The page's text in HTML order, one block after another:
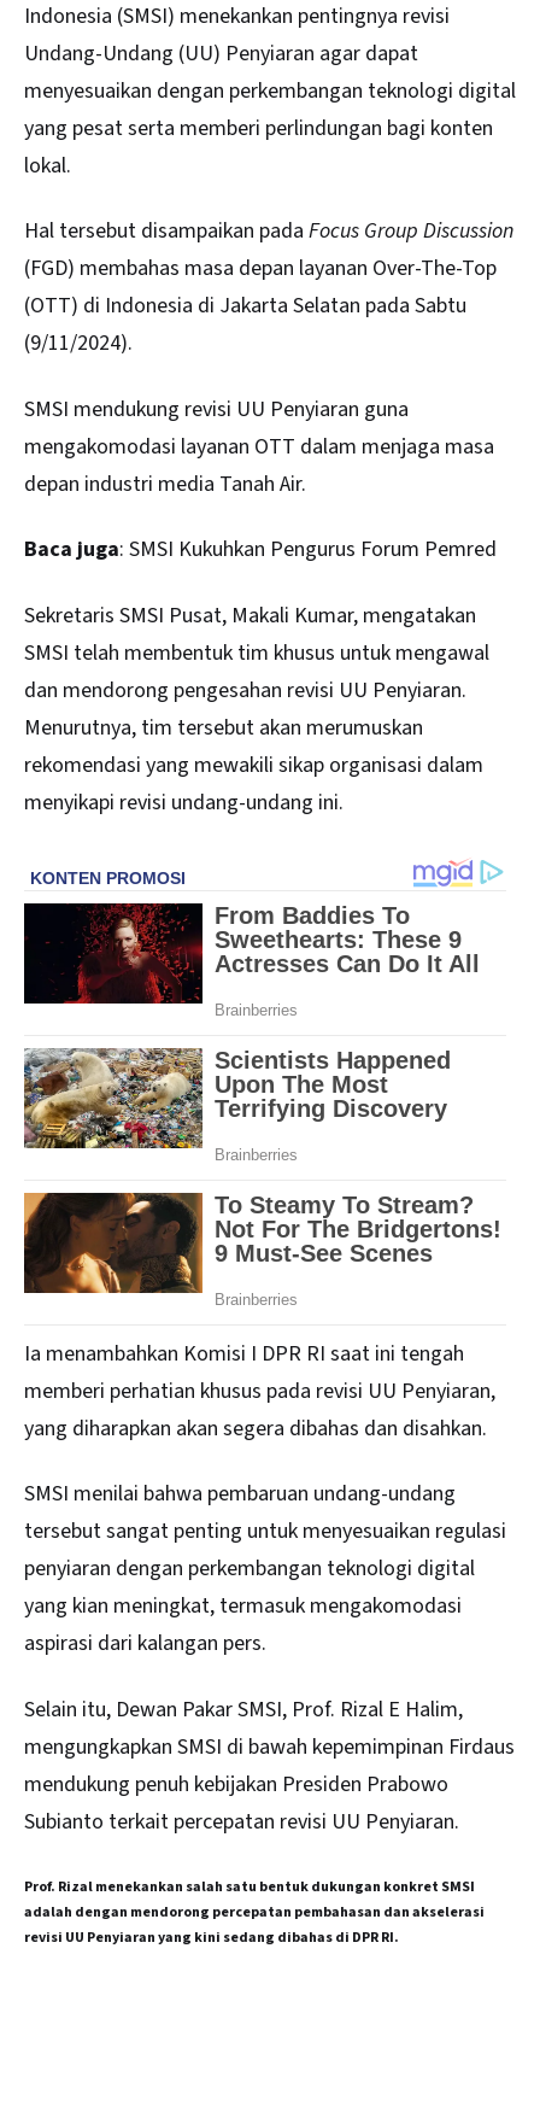
Indonesia (SMSI) menekankan pentingnya revisi
Undang-Undang (UU) Penyiaran agar dapat
menyesuaikan dengan perkembangan teknologi digital
yang pesat serta memberi perlindungan bagi konten
lokal.
Hal tersebut disampaikan pada Focus Group Discussion
(FGD) membahas masa depan layanan Over-The-Top
(OTT) di Indonesia di Jakarta Selatan pada Sabtu
(9/11/2024).
SMSI mendukung revisi UU Penyiaran guna
mengakomodasi layanan OTT dalam menjaga masa
depan industri media Tanah Air.
Baca juga: SMSI Kukuhkan Pengurus Forum Pemred
Sekretaris SMSI Pusat, Makali Kumar, mengatakan
SMSI telah membentuk tim khusus untuk mengawal
dan mendorong pengesahan revisi UU Penyiaran.
Menurutnya, tim tersebut akan merumuskan
rekomendasi yang mewakili sikap organisasi dalam
menyikapi revisi undang-undang ini.
Ia menambahkan Komisi I DPR RI saat ini tengah
memberi perhatian khusus pada revisi UU Penyiaran,
yang diharapkan akan segera dibahas dan disahkan.
SMSI menilai bahwa pembaruan undang-undang
tersebut sangat penting untuk menyesuaikan regulasi
penyiaran dengan perkembangan teknologi digital
yang kian meningkat, termasuk mengakomodasi
aspirasi dari kalangan pers.
Selain itu, Dewan Pakar SMSI, Prof. Rizal E Halim,
mengungkapkan SMSI di bawah kepemimpinan Firdaus
mendukung penuh kebijakan Presiden Prabowo
Subianto terkait percepatan revisi UU Penyiaran.
Prof. Rizal menekankan salah satu bentuk dukungan konkret SMSI
adalah dengan mendorong percepatan pembahasan dan akselerasi
revisi UU Penyiaran yang kini sedang dibahas di DPR RI.